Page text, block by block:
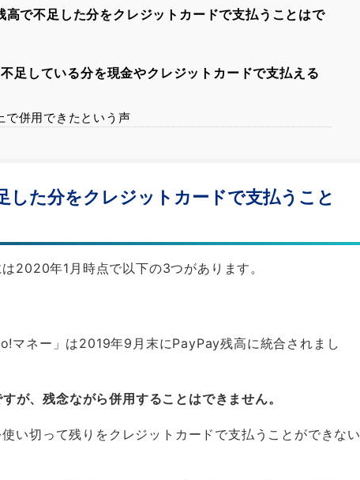
高で不足した分をクレジットカードで支払うことはで
足している分を現金やクレジットカードで支払える
で併用できたという声
した分をクレジットカードで支払うこと
2020年1月時点で以下の3つがあります。
マネー」は2019年9月末にPayPay残高に統合されまし
が、残念ながら併用することはできません。
い切って残りをクレジットカードで支払うことができない